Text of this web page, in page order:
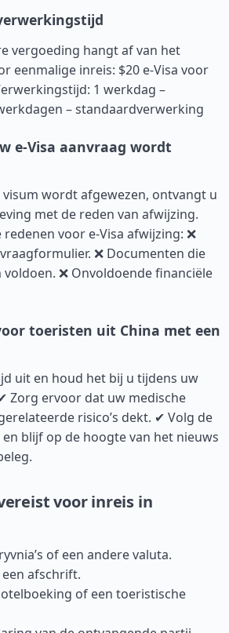
vergoeding hangt af van het
eenmalige inreis: $20 e-Visa voor
1 werkdag –
– standaardverwerking
e-Visa aanvraag wordt
wordt afgewezen, ontvangt u
met de reden van afwijzing.
voor e-Visa afwijzing: ❌
❌ Documenten die
❌ Onvoldoende financiële
toeristen uit China met een
uit en houd het bij u tijdens uw
Zorg ervoor dat uw medische
risico’s dekt. ✔ Volg de
blijf op de hoogte van het nieuws
voor inreis in
of een andere valuta.
afschrift.
of een toeristische